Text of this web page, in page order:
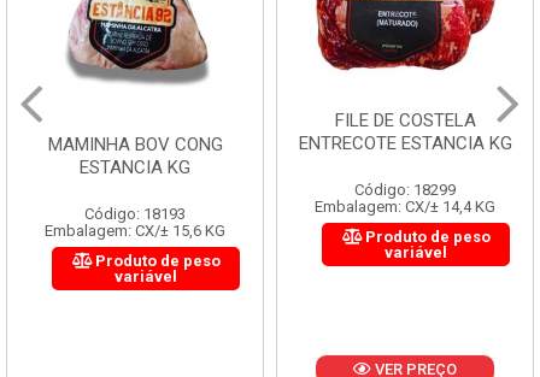
MAMINHA BOV CONG
ESTANCIA KG
Código: 18193
Embalagem: CX/± 15,6 KG
Produto de peso
variável
FILE DE COSTELA
ENTRECOTE ESTANCIA KG
Código: 18299
Embalagem: CX/± 14,4 KG
Produto de peso
variável
VER PREÇO